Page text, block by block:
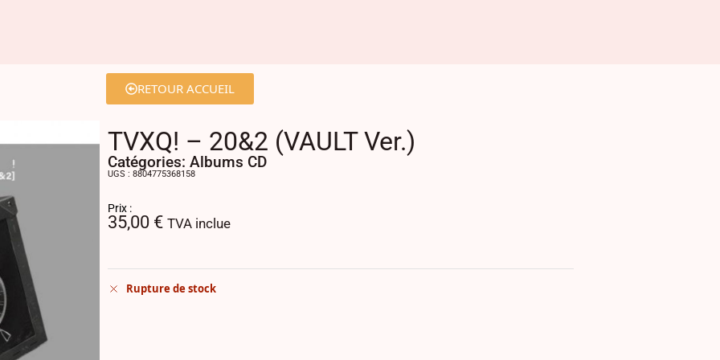
RETOUR ACCUEIL
TVXQ! – 20&2 (VAULT Ver.)
Catégories: Albums CD
UGS : 8804775368158
Prix :
35,00 € TVA inclue
Rupture de stock